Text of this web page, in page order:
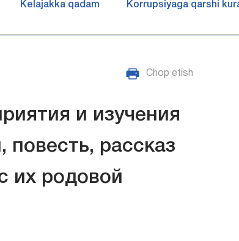
Kelajakka qadam Korrupsiyaga qarshi
Chop etish
и изучения
повесть, рассказ
их родовой